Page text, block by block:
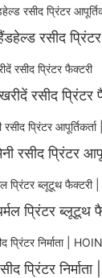
रसीद प्रिंटर
रसीद प्रिंटर
रसीद प्रिंटर
प्रिंटर ब्लूटूथ
प्रिंटर